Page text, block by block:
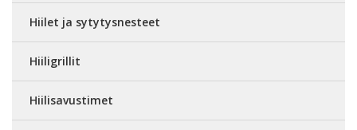
Hiilet ja sytytysnesteet
Hiiligrillit
Hiilisavustimet